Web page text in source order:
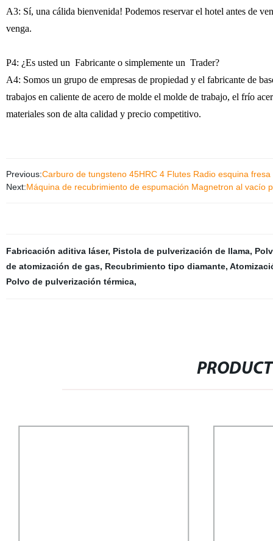
A3: Sí, una cálida bienvenida! Podemos reservar el hotel antes de
venga.
P4: ¿Es usted un Fabricante o simplemente un Trader?
A4: Somos un grupo de empresas de propiedad y el fabricante de
trabajos en caliente de acero de molde el molde de trabajo, el frío
materiales son de alta calidad y precio competitivo.
Previous:Carburo de tungsteno 45HRC 4 Flutes Radio esquina
Next:Máquina de recubrimiento de espumación Magnetron al vacío
Fabricación aditiva láser, Pistola de pulverización de llama,
de atomización de gas, Recubrimiento tipo diamante,
Polvo de pulverización térmica,